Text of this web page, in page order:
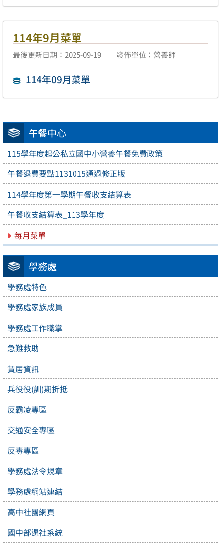
午餐中心
115學年度起公私立國中小營養午餐免費政策
午餐退費要點1131015通過修正版
114學年度第一學期午餐收支結算表
午餐收支結算表_113學年度
每月菜單
學務處
學務處特色
學務處家族成員
學務處工作職掌
急難救助
賃居資訊
兵役役(訓)期折抵
反霸凌專區
交通安全專區
反毒專區
學務處法令規章
學務處網站連結
高中社團網頁
國中部選社系統
114年9月菜單
最後更新日期：2025-09-19 發佈單位：營養師
114年09月菜單